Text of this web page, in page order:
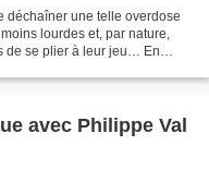
déchaîner une telle overdose
lourdes et, par nature,
de se plier à leur jeu… En
avec Philippe Val